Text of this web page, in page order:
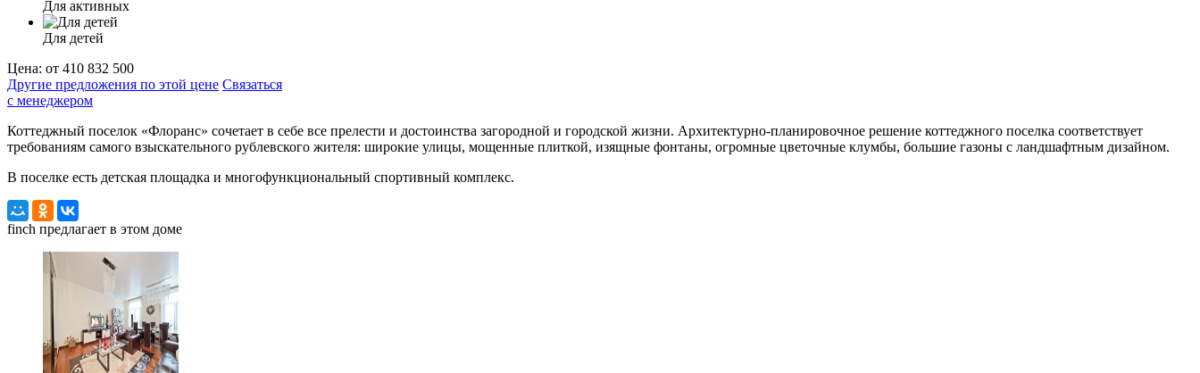
Для активных
Для детей
Цена: от 410 832 500
Другие предложения по этой цене Связаться
с менеджером
Коттеджный поселок «Флоранс» сочетает в себе все прелести и достоинства загородной и городской жизни. Архитектурно-планировочное решение коттеджного поселка соответствует
требованиям самого взыскательного рублевского жителя: широкие улицы, мощенные плиткой, изящные фонтаны, огромные цветочные клумбы, большие газоны с ландшафтным дизайном.
В поселке есть детская площадка и многофункциональный спортивный комплекс.
finch предлагает в этом доме